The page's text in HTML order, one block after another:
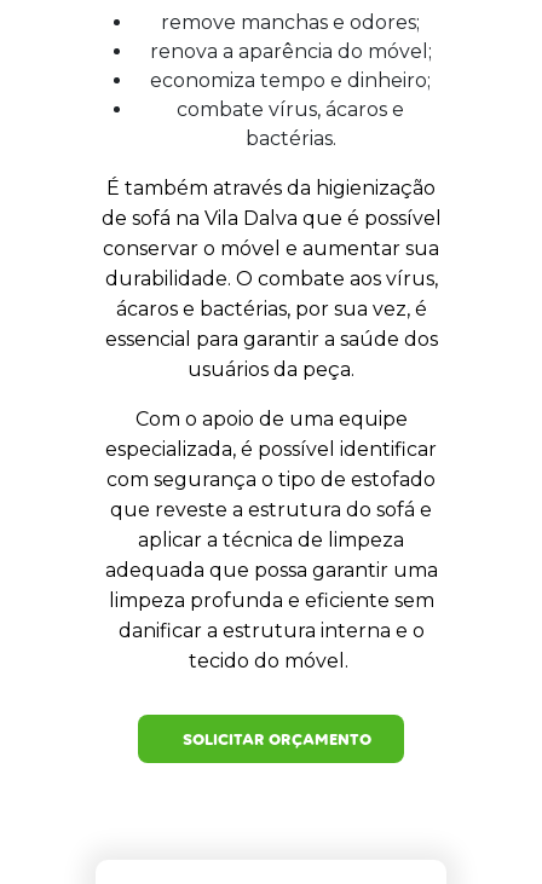
remove manchas e odores;
renova a aparência do móvel;
economiza tempo e dinheiro;
combate vírus, ácaros e
bactérias.
É também através da higienização
de sofá na Vila Dalva que é possível
conservar o móvel e aumentar sua
durabilidade. O combate aos vírus,
ácaros e bactérias, por sua vez, é
essencial para garantir a saúde dos
usuários da peça.
Com o apoio de uma equipe
especializada, é possível identificar
com segurança o tipo de estofado
que reveste a estrutura do sofá e
aplicar a técnica de limpeza
adequada que possa garantir uma
limpeza profunda e eficiente sem
danificar a estrutura interna e o
tecido do móvel.
SOLICITAR ORÇAMENTO